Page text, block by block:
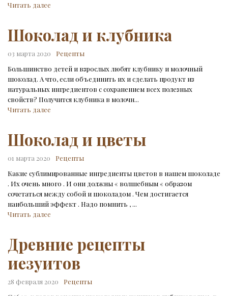
Читать далее
Шоколад и клубника
03 марта 2020
Рецепты
Большинство детей и взрослых любят клубнику и молочный
шоколад. А что, если объединить их и сделать продукт из
натуральных ингредиентов с сохранением всех полезных
свойств? Получится клубника в молочн...
Читать далее
Шоколад и цветы
01 марта 2020
Рецепты
Какие сублимированные ингредиенты цветов в нашем шоколаде
. Их очень много . И они должны « волшебным « образом
сочетаться между собой и шоколадом . Чем достигается
наибольший эффект . Надо помнить , ...
Читать далее
Древние рецепты
иезуитов
28 февраля 2020
Рецепты